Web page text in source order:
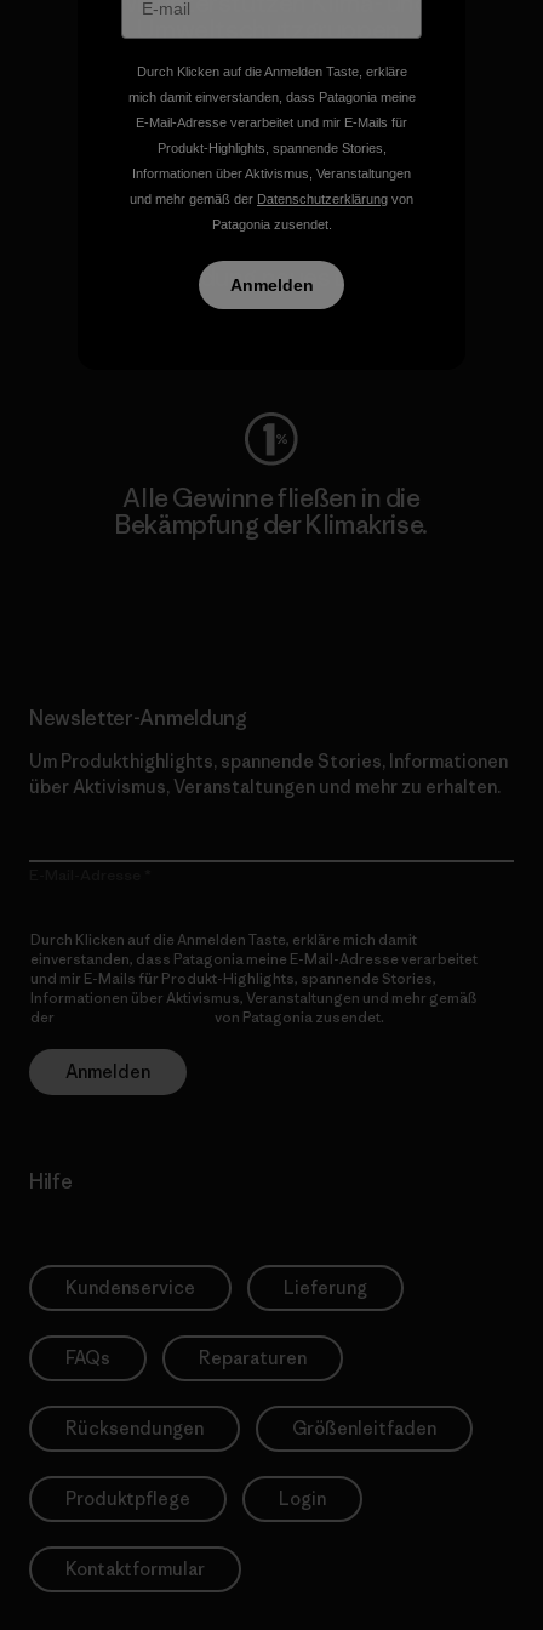
Umweltschutzgruppen.
Besuche Patagonia Action Works
Bekleidung neues Leben.
Alle Gewinne fließen in die
Bekämpfung der Klimakrise.
Newsletter-Anmeldung
Um Produkthighlights, spannende Stories, Informationen
über Aktivismus, Veranstaltungen und mehr zu erhalten.
Durch Klicken auf die Anmelden Taste, erkläre mich damit
einverstanden, dass Patagonia meine E-Mail-Adresse verarbeitet
und mir E-Mails für Produkt-Highlights, spannende Stories,
Informationen über Aktivismus, Veranstaltungen und mehr gemäß
der
von Patagonia zusendet.
Anmelden
Hilfe
Kundenservice Lieferung
FAQs Reparaturen
Rücksendungen Größenleitfaden
Produktpflege Login
Kontaktformular
Durch Klicken auf die Anmelden Taste, erkläre
mich damit einverstanden, dass Patagonia meine
E-Mail-Adresse verarbeitet und mir E-Mails für
Produkt-Highlights, spannende Stories,
Informationen über Aktivismus, Veranstaltungen
und mehr gemäß der Datenschutzerklärung von
Patagonia zusendet.
Anmelden